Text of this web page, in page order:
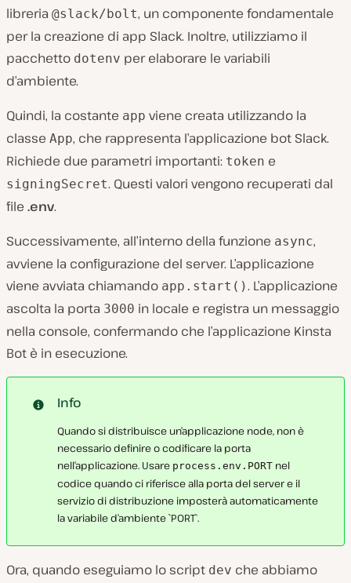
libreria @slack/bolt, un componente fondamentale
per la creazione di app Slack. Inoltre, utilizziamo il
pacchetto dotenv per elaborare le variabili
d’ambiente.
Quindi, la costante app viene creata utilizzando la
classe App, che rappresenta l’applicazione bot Slack.
Richiede due parametri importanti: token e
signingSecret. Questi valori vengono recuperati dal
file .env.
Successivamente, all’interno della funzione async,
avviene la configurazione del server. L’applicazione
viene avviata chiamando app.start(). L’applicazione
ascolta la porta 3000 in locale e registra un messaggio
nella console, confermando che l’applicazione Kinsta
Bot è in esecuzione.
Info
Quando si distribuisce un’applicazione node, non è
necessario definire o codificare la porta
nell’applicazione. Usare process.env.PORT nel
codice quando ci riferisce alla porta del server e il
servizio di distribuzione imposterà automaticamente
la variabile d’ambiente `PORT`.
Ora, quando eseguiamo lo script dev che abbiamo